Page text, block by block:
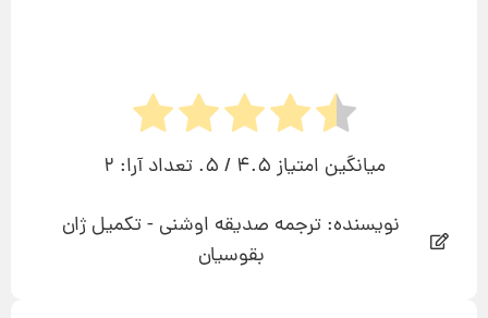
میانگین امتیاز 4.5 / 5. تعداد آرا:
2
نویسنده: ترجمه صدیقه اوشنی - تکمیل ژان
بقوسیان